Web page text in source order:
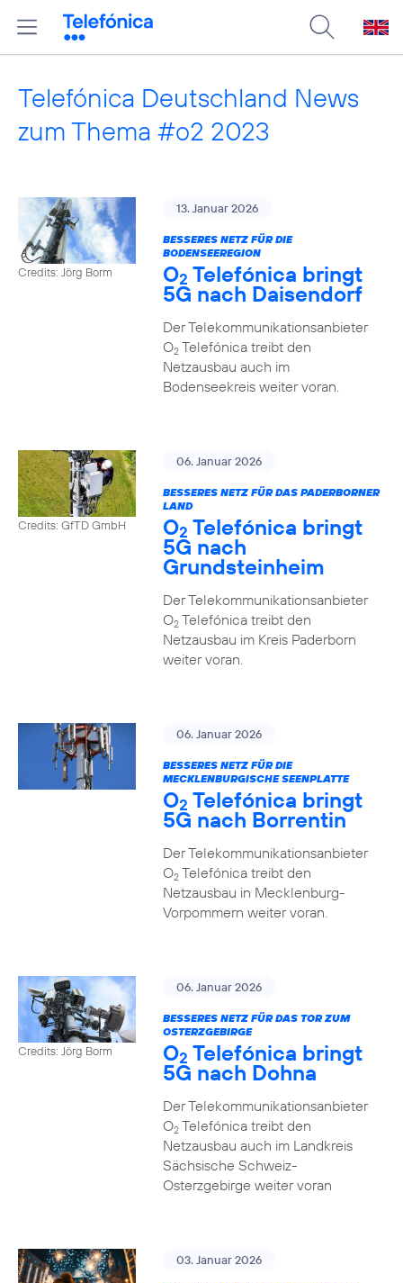
Telefónica Deutschland News
zum Thema #o2 2023
Credits: Jörg Borm
13. Januar 2026
BESSERES NETZ FÜR DIE
BODENSEEREGION
O2 Telefónica bringt
5G nach Daisendorf
Der Telekommunikationsanbieter
O2Telefónica treibt den
Netzausbau auch im
Bodenseekreis weiter voran.
Credits: GfTD GmbH
06. Januar 2026
BESSERES NETZ FÜR DAS PADERBORNER
LAND
O2 Telefónica bringt
5G nach
Grundsteinheim
Der Telekommunikationsanbieter
O2Telefónica treibt den
Netzausbau im Kreis Paderborn
weiter voran.
06. Januar 2026
BESSERES NETZ FÜR DIE
MECKLENBURGISCHE SEENPLATTE
O2 Telefónica bringt
5G nach Borrentin
Der Telekommunikationsanbieter
O2Telefónica treibt den
Netzausbau in Mecklenburg-
Vorpommern weiter voran.
Credits: Jörg Borm
06. Januar 2026
BESSERES NETZ FÜR DAS TOR ZUM
OSTERZGEBIRGE
O2 Telefónica bringt
5G nach Dohna
Der Telekommunikationsanbieter
O2Telefónica treibt den
Netzausbau auch im Landkreis
Sächsische Schweiz-
Osterzgebirge weiter voran
03. Januar 2026